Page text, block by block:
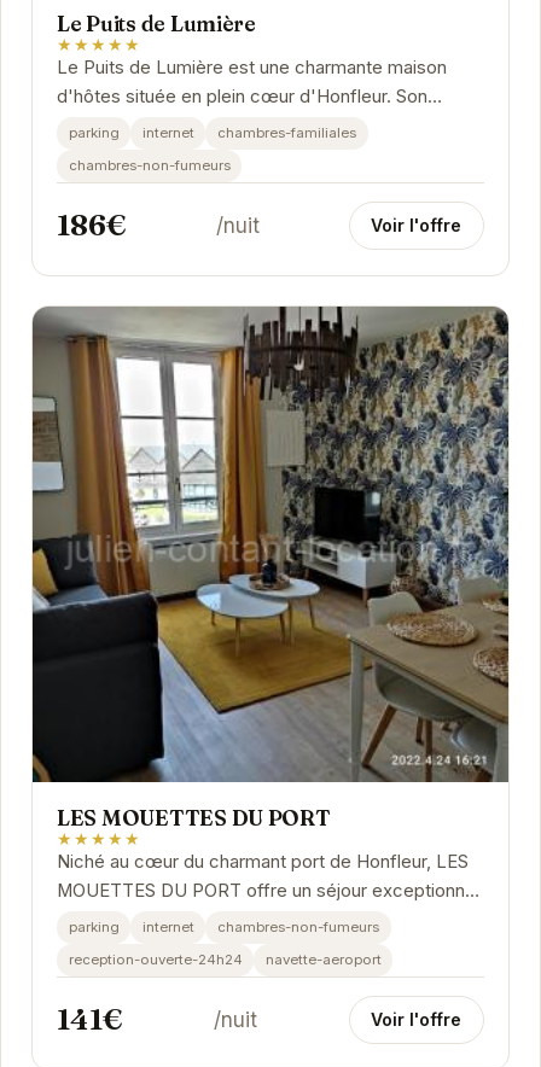
Le Puits de Lumière
★★★★★
Le Puits de Lumière est une charmante maison
d'hôtes située en plein cœur d'Honfleur. Son
emplacement idéal vous permet d'accéder
parking internet
chambres-familiales
chambres-non-fumeurs
186€ /nuit Voir l'offre
LES MOUETTES DU PORT
★★★★★
Niché au cœur du charmant port de Honfleur, LES
MOUETTES DU PORT offre un séjour exceptionnel.
L'établissement allie confort moderne et charme...
parking internet
chambres-non-fumeurs
reception-ouverte-24h24
navette-aeroport
141€ /nuit Voir l'offre